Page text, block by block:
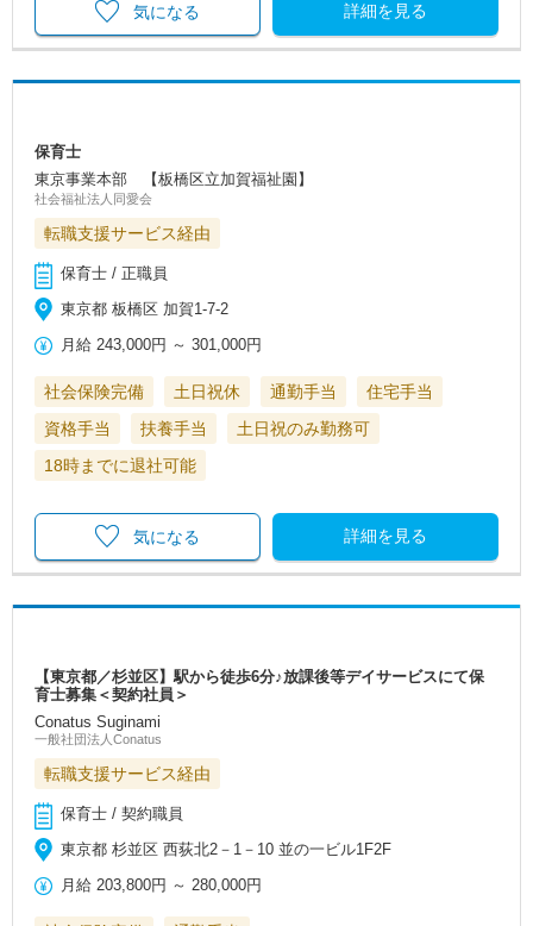
詳細を見る
気になる
保育士
東京事業本部 【板橋区立加賀福祉園】
社会福祉法人同愛会
転職支援サービス経由
保育士 / 正職員
東京都 板橋区 加賀1-7-2
月給 243,000円 ～301,000円
社会保険完備 土日祝休 通勤手当
住宅手当
資格手当
扶養手当
土日祝のみ勤務可
18時までに退社可能
詳細を見る
気になる
【東京都／杉並区】駅から徒歩6分♪放課後等デイサービスにて保
育士募集＜契約社員＞
Conatus Suginami
一般社団法人Conatus
転職支援サービス経由
保育士 / 契約職員
東京都 杉並区 西荻北2－1－10 並の一ビル1F2F
月給 203,800円 ～280,000円